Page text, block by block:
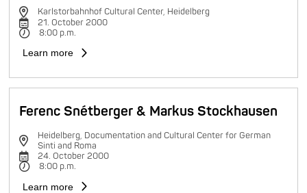
Karlstorbahnhof Cultural Center, Heidelberg
21. October 2000
8:00 p.m.
Learn more
Ferenc Snétberger & Markus Stockhausen
Heidelberg, Documentation and Cultural Center for German
Sinti and Roma
24. October 2000
8:00 p.m.
Learn more